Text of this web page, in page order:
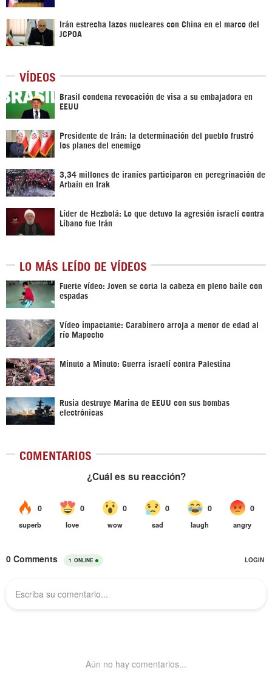
Irán estrecha lazos nucleares con China en el marco del
JCPOA
VÍDEOS
Brasil condena revocación de visa a su embajadora en
EEUU
Presidente de Irán: la determinación del pueblo frustró
los planes del enemigo
3,34 millones de iraníes participaron en peregrinación de
Arbaín en Irak
Líder de Hezbolá: Lo que detuvo la agresión israelí contra
Líbano fue Irán
LO MÁS LEÍDO DE VÍDEOS
Fuerte vídeo: Joven se corta la cabeza en pleno baile con
espadas
Vídeo impactante: Carabinero arroja a menor de edad al
río Mapocho
Minuto a Minuto: Guerra israelí contra Palestina
Rusia destruye Marina de EEUU con sus bombas
electrónicas
COMENTARIOS